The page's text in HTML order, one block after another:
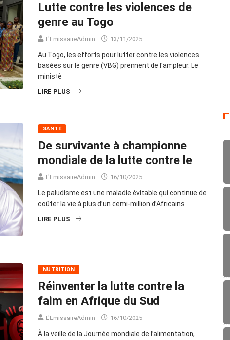
Lutte contre les violences de
genre au Togo
L'EmissaireAdmin 13/11/2025
Au Togo, les efforts pour lutter contre les violences
basées sur le genre (VBG) prennent de l’ampleur. Le
ministè
LIRE PLUS
SANTÉ
De survivante à championne
mondiale de la lutte contre le
L'EmissaireAdmin 16/10/2025
Le paludisme est une maladie évitable qui continue de
coûter la vie à plus d’un demi-million d’Africains
LIRE PLUS
NUTRITION
Réinventer la lutte contre la
faim en Afrique du Sud
L'EmissaireAdmin 16/10/2025
À la veille de la Journée mondiale de l’alimentation,